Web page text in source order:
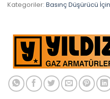
Kategoriler: Basınç Düşürücü